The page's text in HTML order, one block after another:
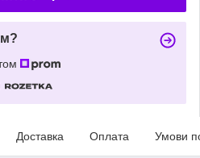
Доставка Оплата Умови